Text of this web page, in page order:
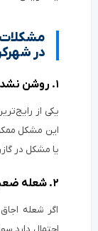
مشکلات
در
۱. روشن نشدن شعله‌ها
یکی از
این مشکل
یا مشکل در
۲. شعله ضعیف یا نامنظم
اگر شعله